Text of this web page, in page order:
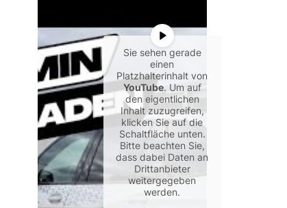
Sie sehen gerade
einen
Platzhalterinhalt von
YouTube. Um auf
den eigentlichen
Inhalt zuzugreifen,
klicken Sie auf die
Schaltfläche unten.
Bitte beachten Sie,
dass dabei Daten an
Drittanbieter
weitergegeben
werden.